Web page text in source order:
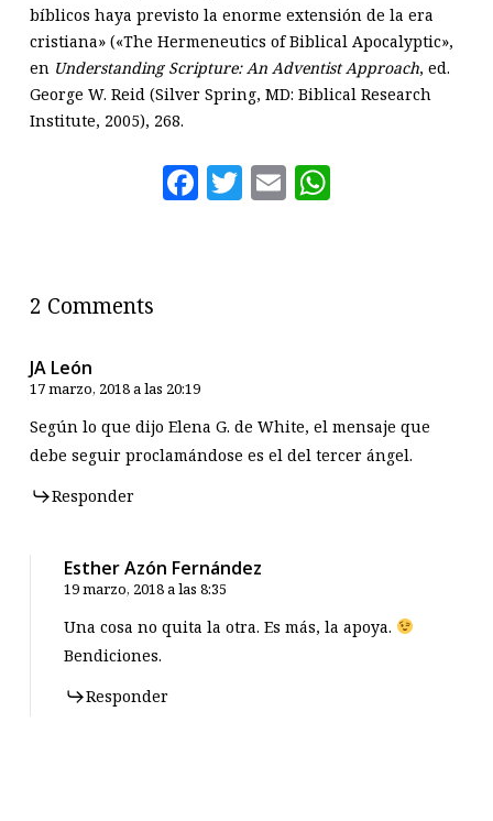
bíblicos haya previsto la enorme extensión de la era
cristiana» («The Hermeneutics of Biblical Apocalyptic»,
en Understanding Scripture: An Adventist Approach, ed.
George W. Reid (Silver Spring, MD: Biblical Research
Institute, 2005), 268.
Facebook
Twitter
Email
2 Comments
JA León
17 marzo, 2018 a las 20:19
Según lo que dijo Elena G. de White, el mensaje que
debe seguir proclamándose es el del tercer ángel.
Responder
Esther Azón Fernández
19 marzo, 2018 a las 8:35
Una cosa no quita la otra. Es más, la apoya.
Bendiciones.
Responder